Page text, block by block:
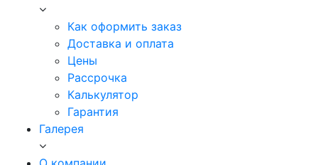
Как оформить заказ
Доставка и оплата
Цены
Рассрочка
Калькулятор
Гарантия
Галерея